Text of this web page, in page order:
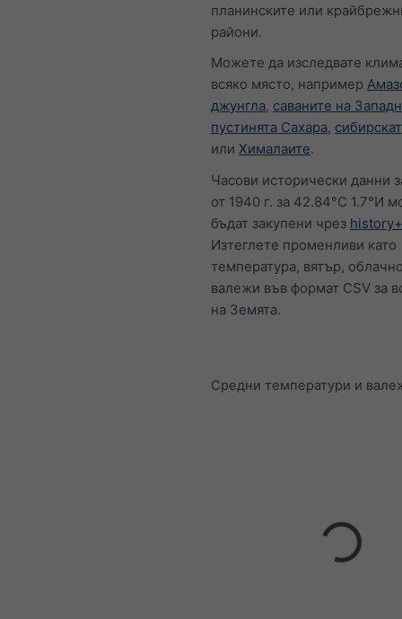
планинските или
райони.
Можете да изследвате
всяко място, например
джунгла, саваните на
пустинята Сахара,
или Хималаите.
Часови исторически данни
от 1940 г. за 42.84°С 1.7°И
бъдат закупени чрез history+
Изтеглете променливи като
температура, вятър,
валежи във формат CSV за
на Земята.
Средни температури и